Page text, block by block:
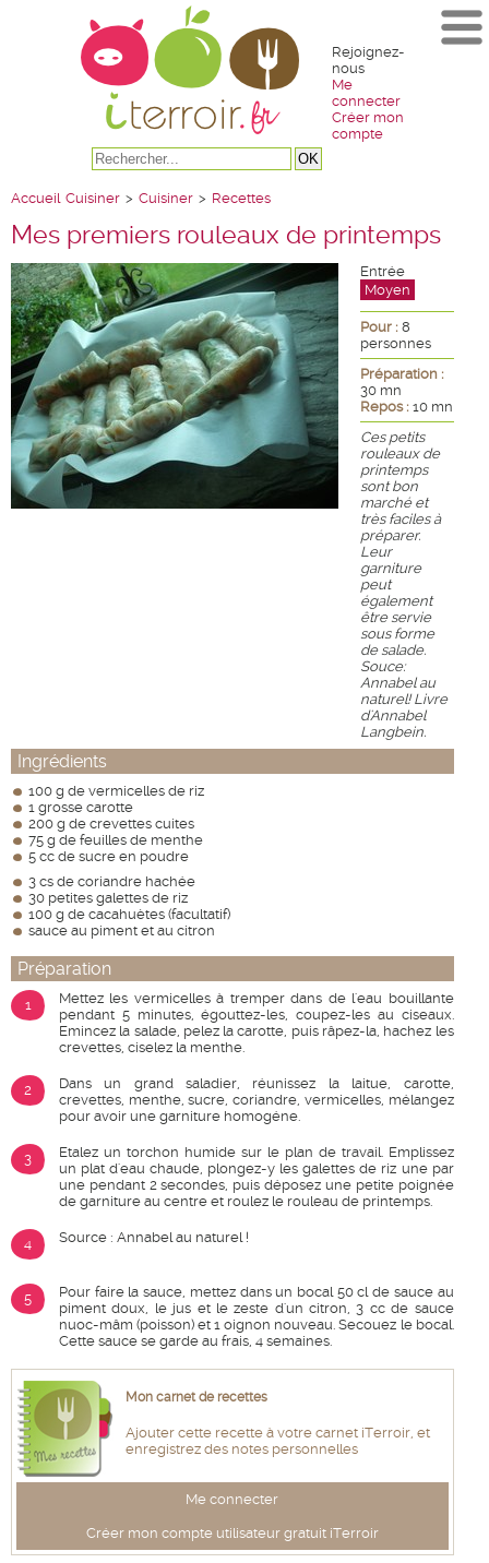
Rejoignez-
nous
Me
connecter
Créer mon
compte
Accueil Cuisiner > Cuisiner > Recettes
Mes premiers rouleaux de printemps
Entrée
Moyen
Pour : 8
personnes
Préparation :
30 mn
Repos : 10 mn
Ces petits
rouleaux de
printemps
sont bon
marché et
très faciles à
préparer.
Leur
garniture
peut
également
être servie
sous forme
de salade.
Souce:
Annabel au
naturel! Livre
d'Annabel
Langbein.
Ingrédients
100 g de vermicelles de riz
1 grosse carotte
200 g de crevettes cuites
75 g de feuilles de menthe
5 cc de sucre en poudre
3 cs de coriandre hachée
30 petites galettes de riz
100 g de cacahuètes (facultatif)
sauce au piment et au citron
Préparation
1
Mettez les vermicelles à tremper dans de l'eau bouillante
pendant 5 minutes, égouttez-les, coupez-les au ciseaux.
Emincez la salade, pelez la carotte, puis râpez-la, hachez les
crevettes, ciselez la menthe.
2
Dans un grand saladier, réunissez la laitue, carotte,
crevettes, menthe, sucre, coriandre, vermicelles, mélangez
pour avoir une garniture homogéne.
3
Etalez un torchon humide sur le plan de travail. Emplissez
un plat d'eau chaude, plongez-y les galettes de riz une par
une pendant 2 secondes, puis déposez une petite poignée
de garniture au centre et roulez le rouleau de printemps.
4 Source : Annabel au naturel !
5
Pour faire la sauce, mettez dans un bocal 50 cl de sauce au
piment doux, le jus et le zeste d'un citron, 3 cc de sauce
nuoc-mâm (poisson) et 1 oignon nouveau. Secouez le bocal.
Cette sauce se garde au frais, 4 semaines.
Mon carnet de recettes
Ajouter cette recette à votre carnet iTerroir, et
enregistrez des notes personnelles
Me connecter
Créer mon compte utilisateur gratuit iTerroir